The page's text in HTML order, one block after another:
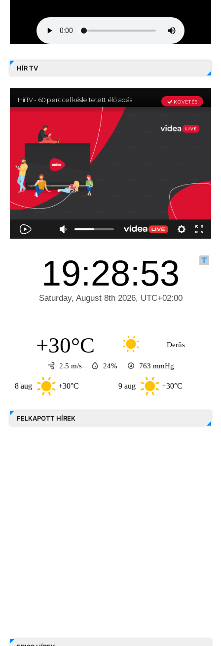
HÍR TV
+30°C Derűs
2.5 m/s 24% 763 mmHg
+30°C +30°C
FELKAPOTT HÍREK